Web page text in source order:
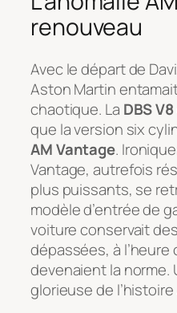
renouveau
Avec le départ de
Aston Martin
chaotique. La DBS V8
que la version six
AM Vantage.
Vantage, autrefois
plus puissants, se
modèle d’entrée de
voiture conservait
dépassées, à
devenaient la norme.
glorieuse de